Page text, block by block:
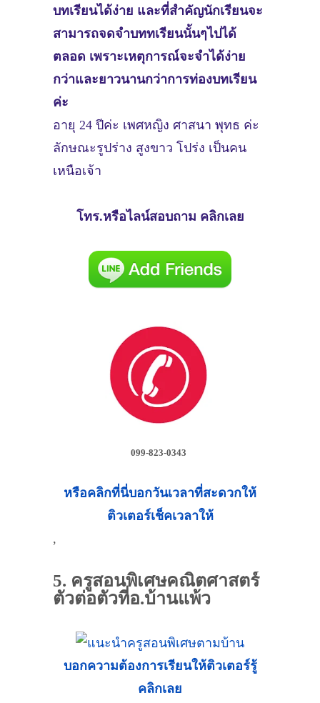
บทเรียนได้ง่าย และที่สำคัญนักเรียนจะ
สามารถจดจำบททเรียนนั้นๆไปได้
ตลอด เพราะเหตุการณ์จะจำได้ง่าย
กว่าและยาวนานกว่าการท่องบทเรียน
ค่ะ
อายุ 24 ปีค่ะ เพศหญิง ศาสนา พุทธ ค่ะ
ลักษณะรูปร่าง สูงขาว โปร่ง เป็นคน
เหนือเจ้า
โทร.หรือไลน์สอบถาม คลิกเลย
099-823-0343
หรือคลิกที่นี่บอกวันเวลาที่สะดวกให้
ติวเตอร์เช็คเวลาให้
,
5. ครูสอนพิเศษคณิตศาสตร์
ตัวต่อตัวที่อ.บ้านแพ้ว
บอกความต้องการเรียนให้ติวเตอร์รู้
คลิกเลย